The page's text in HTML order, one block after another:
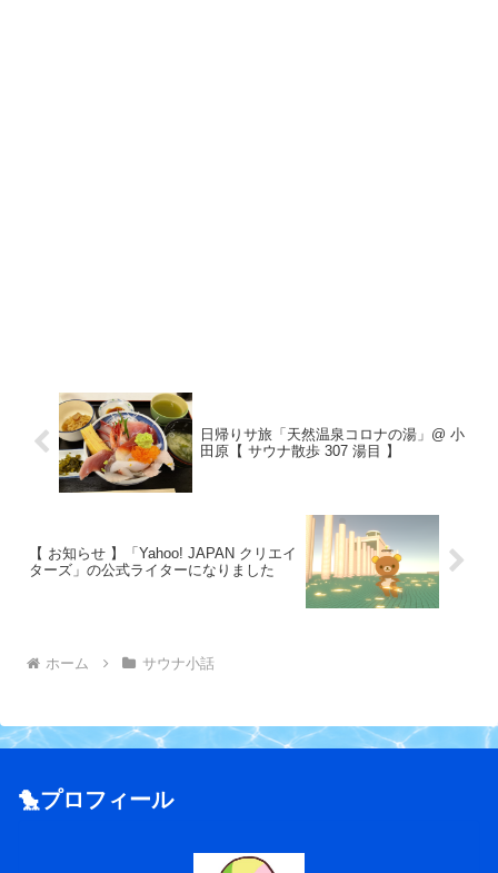
日帰りサ旅「天然温泉コロナの湯」@ 小
田原【 サウナ散歩 307 湯目 】
【 お知らせ 】「Yahoo! JAPAN クリエイ
ターズ」の公式ライターになりました
ホーム サウナ小話
🐤プロフィール